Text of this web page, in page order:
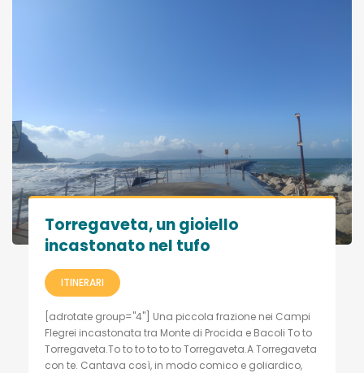
Torregaveta, un gioiello
incastonato nel tufo
ITINERARI
[adrotate group="4"] Una piccola frazione nei Campi
Flegrei incastonata tra Monte di Procida e Bacoli To to
Torregaveta.To to to to to to Torregaveta.A Torregaveta
con te. Cantava così, in modo comico e goliardico,